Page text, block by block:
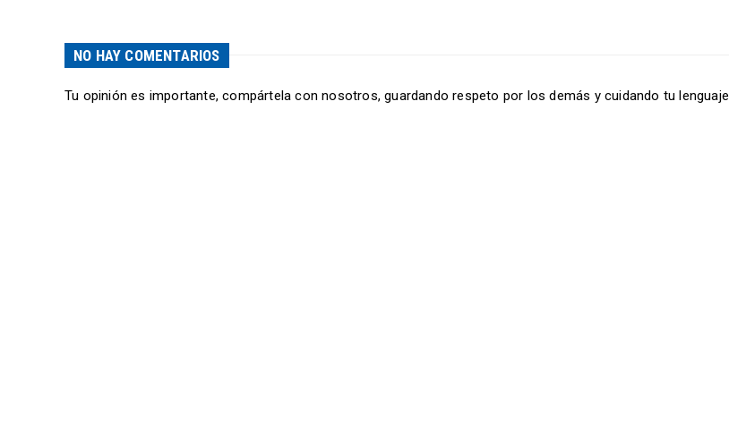
NO HAY COMENTARIOS
Tu opinión es importante, compártela con nosotros, guardando respeto por los demás y cuidando tu lenguaje